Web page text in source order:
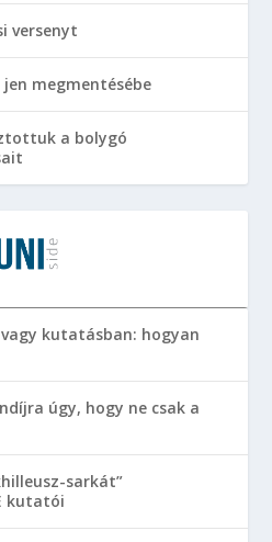
versenyt
megmentésébe
a bolygó
kutatásban: hogyan
úgy, hogy ne csak a
sarkát”
kutatói